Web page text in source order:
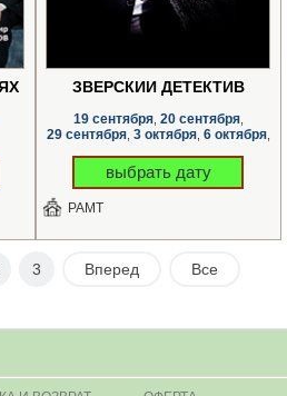
ЗВЕРСКИЙ ДЕТЕКТИВ
19 сентября, 20 сентября,
29 сентября, 3 октября, 6 октября,
выбрать дату
РАМТ
3 Вперед Все